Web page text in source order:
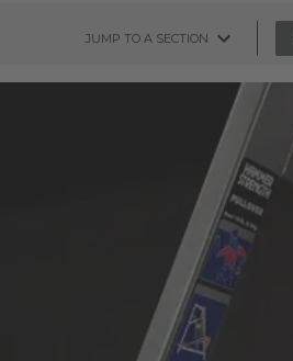
JUMP TO A SECTION